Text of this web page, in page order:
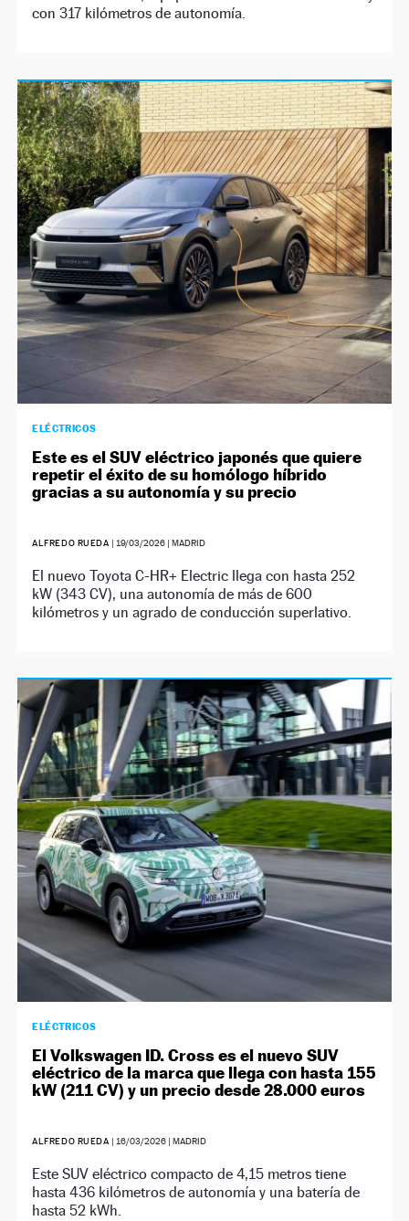
con 317 kilómetros de autonomía.
ELÉCTRICOS
Este es el SUV eléctrico japonés que quiere
repetir el éxito de su homólogo híbrido
gracias a su autonomía y su precio
ALFREDO RUEDA | 19/03/2026| MADRID
El nuevo Toyota C-HR+ Electric llega con hasta 252
kW (343 CV), una autonomía de más de 600
kilómetros y un agrado de conducción superlativo.
ELÉCTRICOS
El Volkswagen ID. Cross es el nuevo SUV
eléctrico de la marca que llega con hasta 155
kW (211 CV) y un precio desde 28.000 euros
ALFREDO RUEDA | 16/03/2026| MADRID
Este SUV eléctrico compacto de 4,15 metros tiene
hasta 436 kilómetros de autonomía y una batería de
hasta 52 kWh.